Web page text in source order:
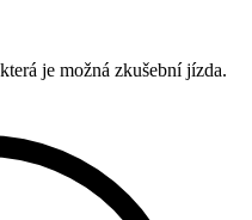
je možná zkušební jízda.